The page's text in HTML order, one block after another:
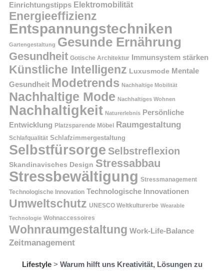
Einrichtungstipps Elektromobilität
Energieeffizienz
Entspannungstechniken
Gartengestaltung Gesunde Ernährung
Gesundheit Gotische Architektur Immunsystem stärken
Künstliche Intelligenz Luxusmode Mentale
Gesundheit Modetrends Nachhaltige Mobilität
Nachhaltige Mode Nachhaltiges Wohnen
Nachhaltigkeit Naturerlebnis Persönliche
Entwicklung Platzsparende Möbel Raumgestaltung
Schlafqualität Schlafzimmergestaltung
Selbstfürsorge Selbstreflexion
Skandinavisches Design Stressabbau
Stressbewältigung Stressmanagement
Technologische Innovation Technologische Innovationen
Umweltschutz UNESCO Weltkulturerbe Wearable
Technologie Wohnaccessoires
Wohnraumgestaltung Work-Life-Balance
Zeitmanagement
Lifestyle> Warum hilft uns Kreativität, Lösungen zu